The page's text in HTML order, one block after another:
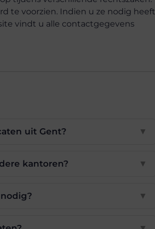
te voorzien. Indien u ze nodig heeft
vindt u alle contactgegevens
uit Gent? ▼
kantoren? ▼
▼